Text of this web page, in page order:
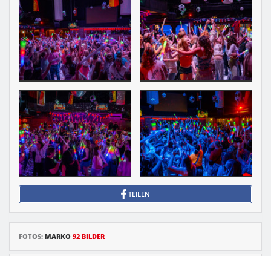
TEILEN
FOTOS: MARKO 92 BILDER